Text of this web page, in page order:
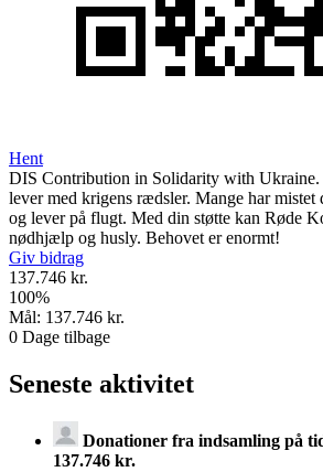
Hent
DIS Contribution in Solidarity with
lever med krigens rædsler. Mange har mistet
og lever på flugt. Med din støtte kan Røde
nødhjælp og husly. Behovet er enormt!
Giv bidrag
137.746 kr.
100%
Mål: 137.746 kr.
0 Dage tilbage
Seneste aktivitet
Donationer fra indsamling på
137.746 kr.